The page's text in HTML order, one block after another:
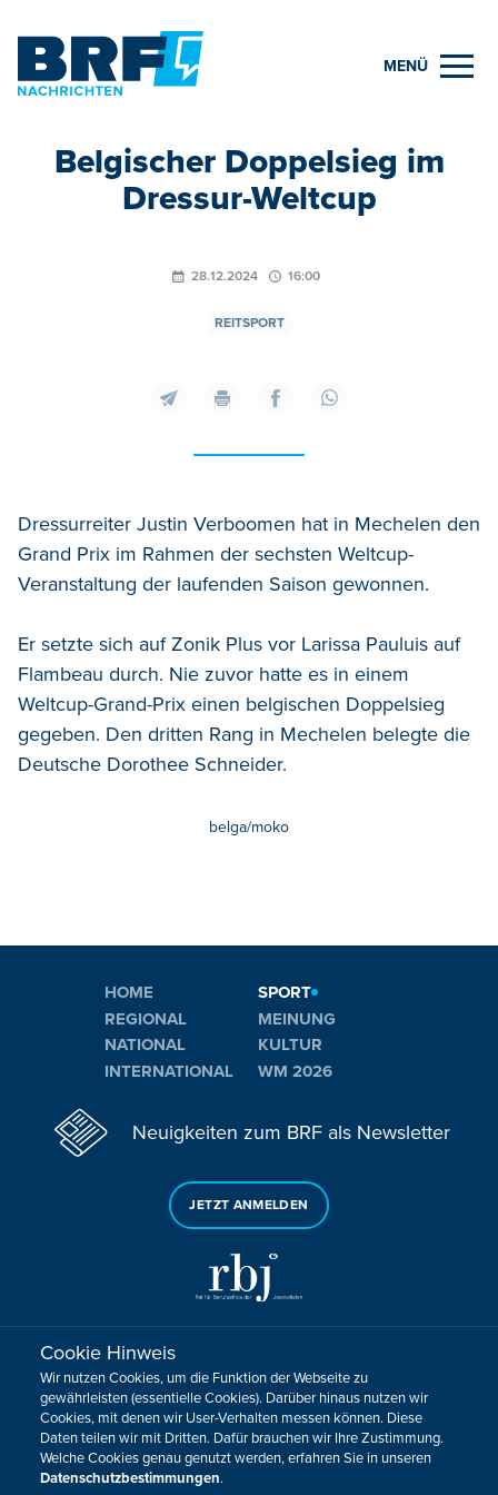
MENÜ
Belgischer Doppelsieg im
Dressur-Weltcup
28.12.2024 16:00
REITSPORT
Dressurreiter Justin Verboomen hat in Mechelen den
Grand Prix im Rahmen der sechsten Weltcup-
Veranstaltung der laufenden Saison gewonnen.
Er setzte sich auf Zonik Plus vor Larissa Pauluis auf
Flambeau durch. Nie zuvor hatte es in einem
Weltcup-Grand-Prix einen belgischen Doppelsieg
gegeben. Den dritten Rang in Mechelen belegte die
Deutsche Dorothee Schneider.
belga/moko
HOME
REGIONAL
NATIONAL
INTERNATIONAL
SPORT
MEINUNG
KULTUR
WM 2026
Neuigkeiten zum BRF als Newsletter
JETZT ANMELDEN
Sie haben noch Fragen oder Anmerkungen?
KONTAKTIEREN SIE UNS!
Impressum Datenschutz Kontakt
Barrierefreiheit
Cookie-Zustimmung anpassen
Cookie Hinweis
Wir nutzen Cookies, um die Funktion der Webseite zu
gewährleisten (essentielle Cookies). Darüber hinaus nutzen wir
Cookies, mit denen wir User-Verhalten messen können. Diese
Daten teilen wir mit Dritten. Dafür brauchen wir Ihre Zustimmung.
Welche Cookies genau genutzt werden, erfahren Sie in unseren
Datenschutzbestimmungen.